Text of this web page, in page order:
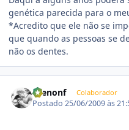
genética parecida para o
*Acredito que ele não se
que quando as pessoas se
não os dentes.
Brenonf Colaborador
Postado25/06/2009 às